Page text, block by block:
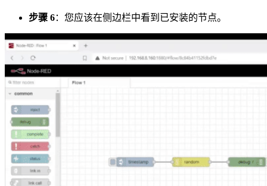
步骤 6：您应该在侧边栏中看到已安装的节点。